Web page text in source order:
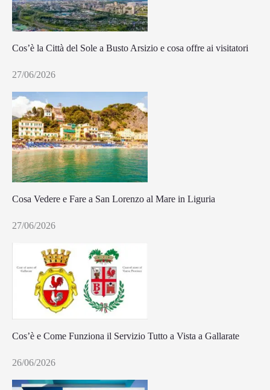
Cos’è la Città del Sole a Busto Arsizio e cosa offre ai visitatori
27/06/2026
Cosa Vedere e Fare a San Lorenzo al Mare in Liguria
27/06/2026
Cos’è e Come Funziona il Servizio Tutto a Vista a Gallarate
26/06/2026